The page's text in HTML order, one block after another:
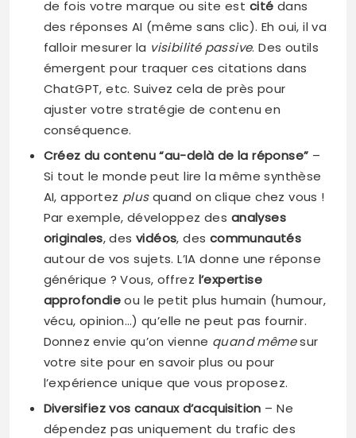
de fois votre marque ou site est cité dans
des réponses AI (même sans clic). Eh oui, il va
falloir mesurer la visibilité passive. Des outils
émergent pour traquer ces citations dans
ChatGPT, etc. Suivez cela de près pour
ajuster votre stratégie de contenu en
conséquence.
Créez du contenu “au-delà de la réponse” –
Si tout le monde peut lire la même synthèse
AI, apportez plusquand on clique chez vous !
Par exemple, développez des analyses
originales, des vidéos, des communautés
autour de vos sujets. L’IA donne une réponse
générique ? Vous, offrez l’expertise
approfondieou le petit plus humain (humour,
vécu, opinion…) qu’elle ne peut pas fournir.
Donnez envie qu’on vienne quand mêmesur
votre site pour en savoir plus ou pour
l’expérience unique que vous proposez.
Diversifiez vos canaux d’acquisition – Ne
dépendez pas uniquement du trafic des